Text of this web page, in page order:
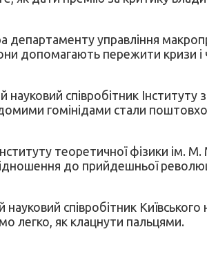
департаменту управління
допомагають пережити кризи і
співробітник Інституту
гомінідами стали
теоретичної фізики
до прийдешньої
науковий співробітник
легко, як клацнути пальцями.